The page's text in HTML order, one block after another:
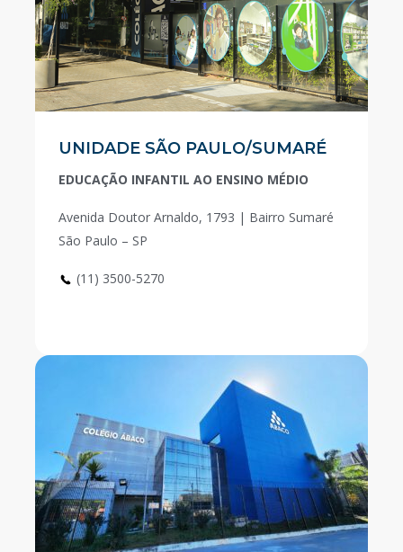
UNIDADE SÃO PAULO/SUMARÉ
EDUCAÇÃO INFANTIL AO ENSINO MÉDIO
Avenida Doutor Arnaldo, 1793 | Bairro Sumaré
São Paulo – SP
(11) 3500-5270